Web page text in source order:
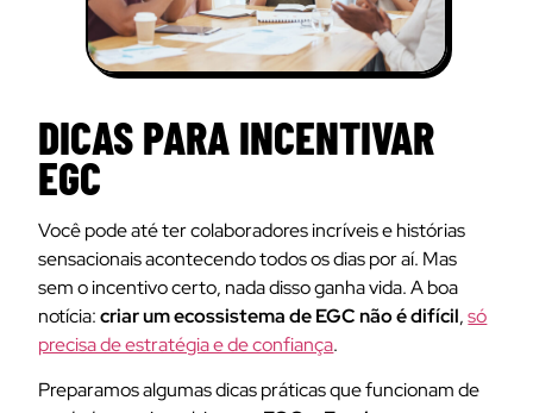
DICAS PARA INCENTIVAR
EGC
Você pode até ter colaboradores incríveis e histórias
sensacionais acontecendo todos os dias por aí. Mas
sem o incentivo certo, nada disso ganha vida. A boa
notícia:criar um ecossistema de EGC não é difícil,só
precisa de estratégia e de confiança.
Preparamos algumas dicas práticas que funcionam de